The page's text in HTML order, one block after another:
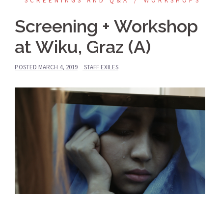
Screening + Workshop
at Wiku, Graz (A)
POSTED MARCH 4, 2019 STAFF EXILES